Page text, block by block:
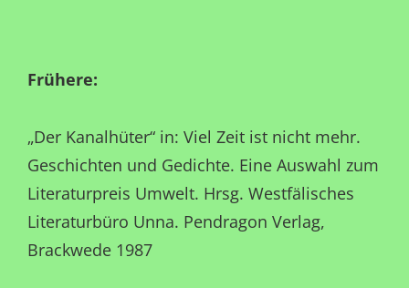
Frühere:
„Der Kanalhüter“ in: Viel Zeit ist nicht mehr.
Geschichten und Gedichte. Eine Auswahl zum
Literaturpreis Umwelt. Hrsg. Westfälisches
Literaturbüro Unna. Pendragon Verlag,
Brackwede 1987